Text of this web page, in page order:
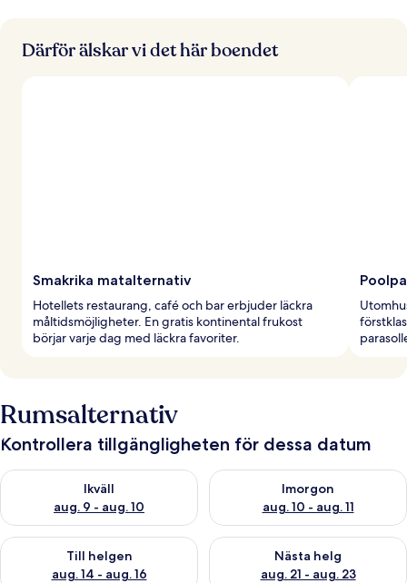
Därför älskar vi det här boendet
Smakrika matalternativ
Hotellets restaurang, café och bar erbjuder läckra
måltidsmöjligheter. En gratis kontinental frukost
börjar varje dag med läckra favoriter.
Rumsalternativ
Kontrollera tillgängligheten för dessa datum
Ikväll
aug. 9 - aug. 10
Kontrollera tillgängligheten för ikväll aug. 9 - aug. 10
Imorgon
aug. 10 - aug. 11
Kontrollera tillgängligheten
Till helgen
aug. 14 - aug. 16
Kontrollera tillgängligheten för den här helgen aug. 14 - aug.
Nästa helg
aug. 21 - aug. 23
Kontrollera tillgängligheten